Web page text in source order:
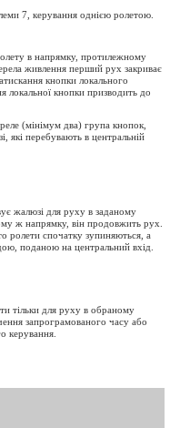
7, керування однією ролетою.
в напрямку, протилежному
живлення перший рух закриває
кнопки локального
локальної кнопки призводить до
(мінімум два) група кнопок,
які перебувають в центральній
жалюзі для руху в заданому
ж напрямку, він продовжить рух.
ролети спочатку зупиняються, а
поданою на центральний вхід.
тільки для руху в обраному
запрограмованого часу або
керування.